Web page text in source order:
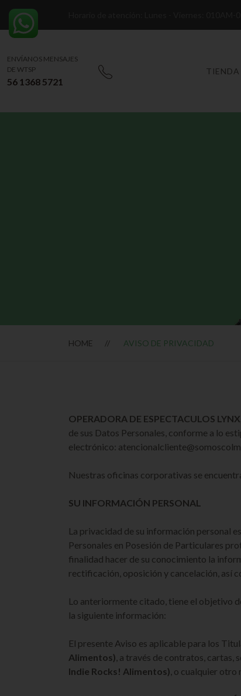
ENVÍANOS MENSAJES
DE WTSP
56 1368 5721
TIENDA
HOME AVISO DE PRIVACIDAD
OPERADORA DE ESPECTACULOS
de sus Datos Personales, conforme a lo
electrónico: atencionalcliente
Nuestras oficinas corporativas se
SU INFORMACIÓN PERSONAL
La privacidad de su información personal
Personales en Posesión de Particulares
finalidad hacer de su conocimiento la
rectificación, oposición y cancelación, así
Lo anteriormente citado, tiene el objetivo
la siguiente información:
El presente Aviso es aplicable para los
Alimentos) , a través de contratos,
Indie Rocks! Alimentos) , o cualquier